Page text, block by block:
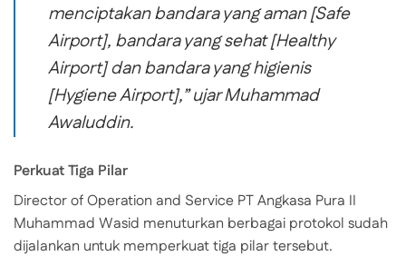
menciptakan bandara yang aman [Safe
Airport], bandara yang sehat [Healthy
Airport] dan bandara yang higienis
[Hygiene Airport],” ujar Muhammad
Awaluddin.
Perkuat Tiga Pilar
Director of Operation and Service PT Angkasa Pura II
Muhammad Wasid menuturkan berbagai protokol sudah
dijalankan untuk memperkuat tiga pilar tersebut.